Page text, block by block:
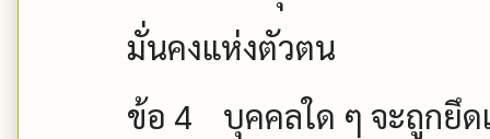
มั่นคงแห่งตัวตน
ข้อ 4 บุคคลใด ๆ จะถูกยึ